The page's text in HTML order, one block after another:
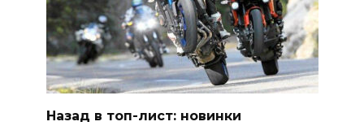
Назад в топ-лист: новинки